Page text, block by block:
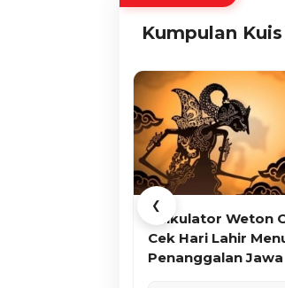
Kumpulan
❮
Kalkulator Weton
Cek Hari Lahir
Penanggalan Jawa